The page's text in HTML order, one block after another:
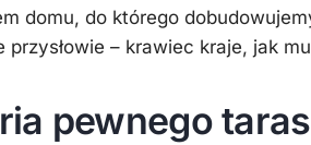
domu, do którego
przysłowie – krawiec kraje, jak
pewnego